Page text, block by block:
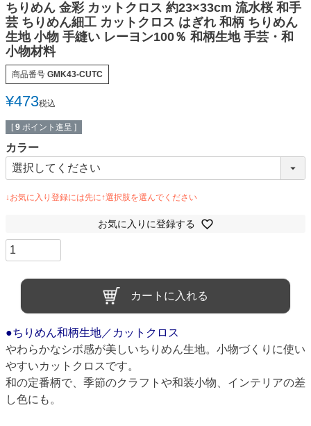
ちりめん 金彩 カットクロス 約23×33cm 流水桜 和手
芸 ちりめん細工 カットクロス はぎれ 和柄 ちりめん
生地 小物 手縫い レーヨン100％ 和柄生地 手芸・和
小物材料
商品番号 GMK43-CUTC
¥473税込
[ 9 ポイント進呈 ]
カラー
お気に入りに登録する
カートに入れる
●ちりめん和柄生地／カットクロス
やわらかなシボ感が美しいちりめん生地。小物づくりに使い
やすいカットクロスです。
和の定番柄で、季節のクラフトや和装小物、インテリアの差
し色にも。